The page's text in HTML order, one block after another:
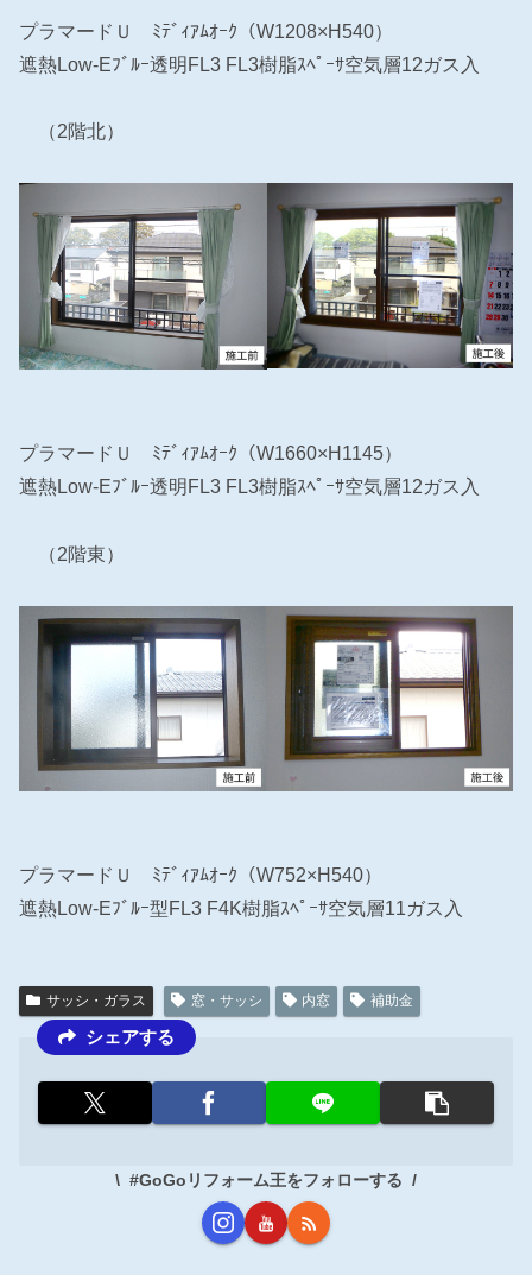
プラマードＵ ﾐﾃﾞｨｱﾑｵｰｸ（W1208×H540）
遮熱Low-Eﾌﾞﾙｰ透明FL3 FL3樹脂ｽﾍﾟｰｻ空気層12ガス入
（2階北）
プラマードＵ ﾐﾃﾞｨｱﾑｵｰｸ（W1660×H1145）
遮熱Low-Eﾌﾞﾙｰ透明FL3 FL3樹脂ｽﾍﾟｰｻ空気層12ガス入
（2階東）
プラマードＵ ﾐﾃﾞｨｱﾑｵｰｸ（W752×H540）
遮熱Low-Eﾌﾞﾙｰ型FL3 F4K樹脂ｽﾍﾟｰｻ空気層11ガス入
サッシ・ガラス 窓・サッシ 内窓 補助金
シェアする
#GoGoリフォーム王をフォローする